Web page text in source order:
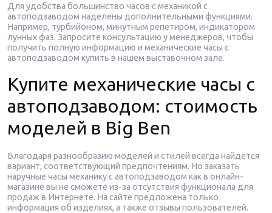
Для удобства большинство часов с механикой с
автоподзаводом наделены дополнительными функциями.
Например, турбийоном, минутным репетиром, индикатором
лунных фаз. Запросите консультацию у менеджеров, чтобы
получить полную информацию и механические часы с
автоподзаводом купить в нашем выставочном зале.
Купите механические часы с
автоподзаводом: стоимость
моделей в Big Ben
Благодаря разнообразию моделей и стилей всегда найдется
вариант, соответствующий предпочтениям. Но заказать
наручные часы механику с автоподзаводом как в онлайн-
магазине вы не сможете из-за отсутствия функционала для
продаж в Интернете. На сайте предложена только
информация об изделиях, а также отзывы пользователей.